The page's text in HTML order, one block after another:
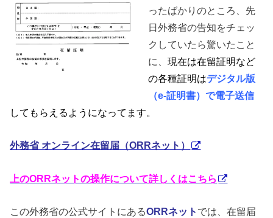
ったばかりのところ、先
日外務省の告知をチェッ
クしていたら驚いたこと
に、 現在は在留証明など
の各種証明はデジタル版
（e-証明書）で電子送信
してもらえるようになってます。
外務省 オンライン在留届（ORRネット）
上のORRネットの操作について詳しくはこちら
この外務省の公式サイトにあるORRネット では、在留届